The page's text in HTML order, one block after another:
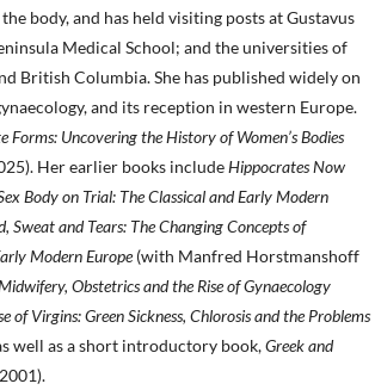
body, and has held visiting posts at Gustavus
Medical School; and the universities of
British Columbia. She has published widely on
and its reception in western Europe.
Forms: Uncovering the History of Women’s Bodies
Her earlier books includeHippocrates Now
Body on Trial: The Classical and Early Modern
Sweat and Tears: The Changing Concepts of
Modern Europe(with Manfred Horstmanshoff
Obstetrics and the Rise of Gynaecology
of Virgins: Green Sickness, Chlorosis and the Problems
well as a short introductory book,Greek and